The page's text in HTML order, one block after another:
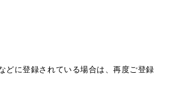
どに登録されている場合は、再度ご登録